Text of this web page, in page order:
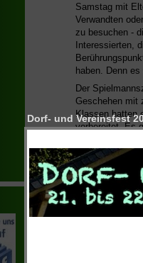
Samstag mit
Verwandten
zu besuchen -
Interessierten,
haben. Denn es
Der
Geschehen mit
Klassen hatten
vorbereitet. Es
aufgebaut.
besichtigt
Chemielabor
werden.
Dazu gab es
das
Regelschule
Dorf- und Vereinsfest